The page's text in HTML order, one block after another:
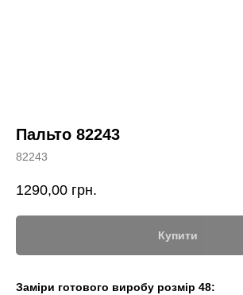
Пальто 82243
82243
1290,00 грн.
Купити
Заміри готового виробу розмір 48: